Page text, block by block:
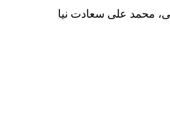
محمد علی سعادت نیا